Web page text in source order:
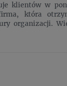
klientów w
która
organizacji.